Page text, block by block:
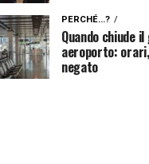
PERCHÉ...?
Quando chiude
aeroporto:
negato